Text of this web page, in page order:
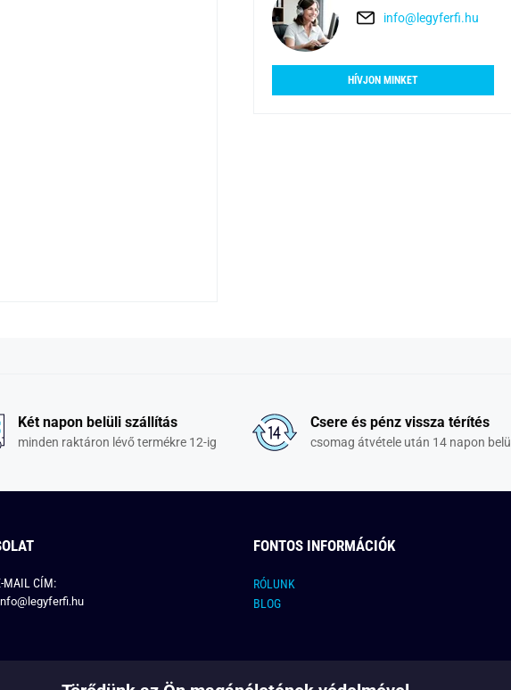
info@legyferfi.hu
HÍVJON MINKET
Két napon belüli szállítás
minden raktáron lévő termékre 12-ig
Csere és pénz vissza térítés
csomag átvétele után 14 napon belül
MAIL CÍM:
FONTOS INFORMÁCIÓK
RÓLUNK
BLOG